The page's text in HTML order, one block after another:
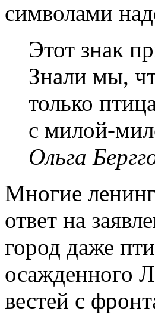
символами
Этот знак
Знали мы,
только
с милой-
Ольга
Многие
ответ на
город даже
осажденного
вестей с